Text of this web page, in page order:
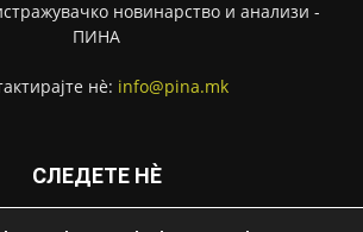
новинарство и анализи -
ПИНА
нѐ: info@pina.mk
СЛЕДЕТЕ НЀ